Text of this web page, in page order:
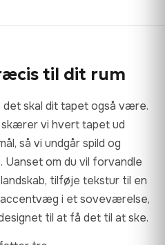
til dit rum
skal dit tapet også være.
skærer vi hvert tapet ud
så vi undgår spild og
om du vil forvandle
tilføje tekstur til en
i et soveværelse,
til at få det til at ske.